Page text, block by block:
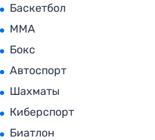
Баскетбол
MMA
Бокс
Автоспорт
Шахматы
Киберспорт
Биатлон